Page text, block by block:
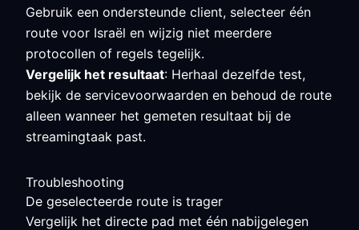
Gebruik een ondersteunde client, selecteer één
route voor Israël en wijzig niet meerdere
protocollen of regels tegelijk.
Vergelijk het resultaat: Herhaal dezelfde test,
bekijk de servicevoorwaarden en behoud de route
alleen wanneer het gemeten resultaat bij de
streamingtaak past.
Troubleshooting
De geselecteerde route is trager
Vergelijk het directe pad met één nabijgelegen